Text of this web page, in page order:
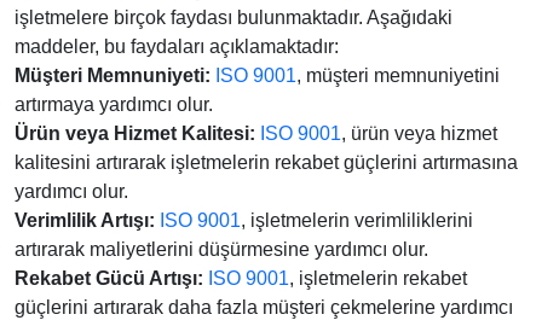
işletmelere birçok faydası bulunmaktadır. Aşağıdaki
maddeler, bu faydaları açıklamaktadır:
Müşteri Memnuniyeti: ISO 9001, müşteri memnuniyetini
artırmaya yardımcı olur.
Ürün veya Hizmet Kalitesi: ISO 9001, ürün veya hizmet
kalitesini artırarak işletmelerin rekabet güçlerini artırmasına
yardımcı olur.
Verimlilik Artışı: ISO 9001, işletmelerin verimliliklerini
artırarak maliyetlerini düşürmesine yardımcı olur.
Rekabet Gücü Artışı: ISO 9001, işletmelerin rekabet
güçlerini artırarak daha fazla müşteri çekmelerine yardımcı